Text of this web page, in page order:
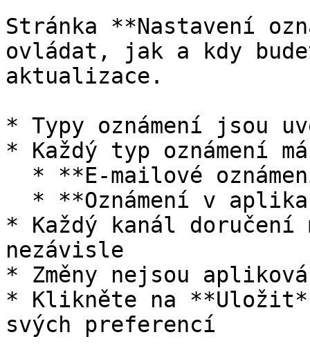
Stránka **Nastavení
ovládat, jak a kdy
aktualizace.
* Typy oznámení jsou
* Každý typ oznámení
* Každý kanál doručení
nezávisle
* Změny nejsou
* Klikněte na
svých preferencí